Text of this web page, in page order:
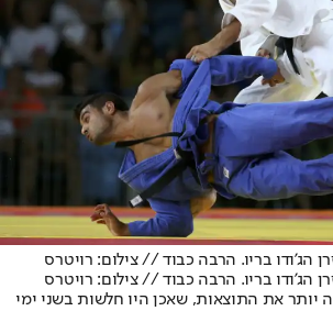
הג'ודו בריו. הרבה כבוד // צילום: רויטרס
הג'ודו בריו. הרבה כבוד // צילום: רויטרס
את התוצאות, שאכן היו חלשות בשני ימי